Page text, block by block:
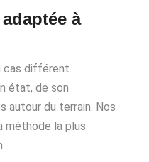
à
cas différent.
état, de son
autour du terrain. Nos
méthode la plus